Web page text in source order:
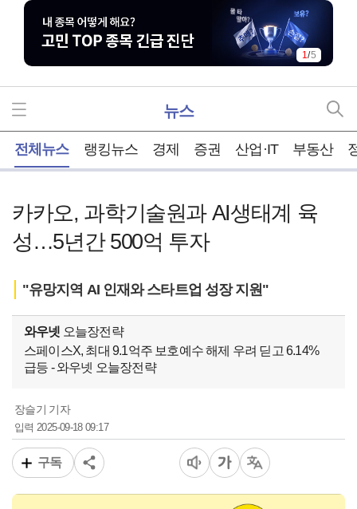
2/5
뉴스
전체뉴스 랭킹뉴스 경제 증권 산업·IT 부동산
카카오, 과학기술원과 AI생태계 육
성…5년간 500억 투자
"유망지역 AI 인재와 스타트업 성장 지원"
와우넷 오늘장전략
스페이스X, 최대 9.1억주 보호예수 해제 우려 딛고 6.14%
급등 - 와우넷 오늘장전략
장슬기 기자
입력2025-09-18 09:17
구독